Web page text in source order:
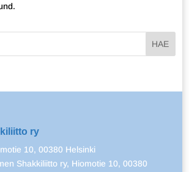
ry
10, 00380 Helsinki
Shakkiliitto ry, Hiomotie 10, 00380